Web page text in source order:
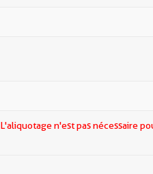
L'aliquotage n'est pas nécessaire